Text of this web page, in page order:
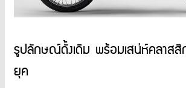
รูปลักษณ์ดั้งเดิม พร้อมเสน่ห์คลาสสิ
ยุค